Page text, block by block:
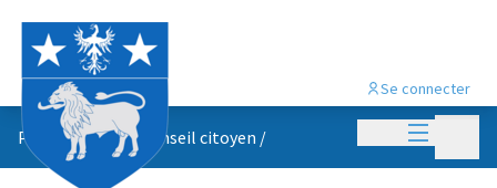
Menu
Se connecter
Propositions du conseil citoyen /